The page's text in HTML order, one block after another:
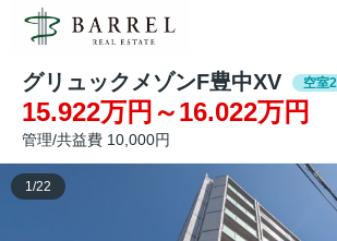
グリュックメゾンF豊中XV 空室2
15.922万円～16.022万円
管理/共益費 10,000円
1/22